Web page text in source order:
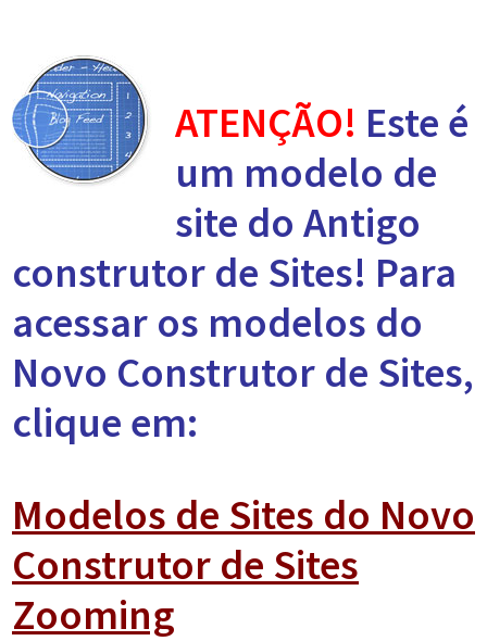
ATENÇÃO! Este é
um modelo de
site do Antigo
construtor de Sites! Para
acessar os modelos do
Novo Construtor de Sites,
clique em:
Modelos de Sites do Novo
Construtor de Sites
Zooming